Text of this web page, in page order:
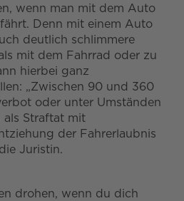
wenn man mit dem Auto
Denn mit einem Auto
deutlich schlimmere
mit dem Fahrrad oder zu
hierbei ganz
„Zwischen 90 und 360
oder unter Umständen
als Straftat mit
der Fahrerlaubnis
Juristin.
drohen, wenn du dich